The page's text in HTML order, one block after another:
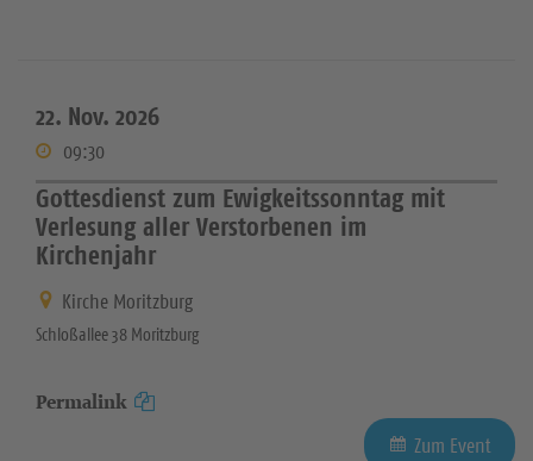
22. Nov. 2026
09:30
Gottesdienst zum Ewigkeitssonntag mit
Verlesung aller Verstorbenen im
Kirchenjahr
Kirche Moritzburg
Schloßallee 38 Moritzburg
Permalink
Zum Event